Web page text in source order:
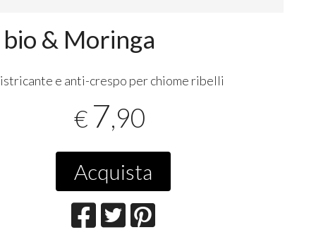
& Moringa
e anti-crespo per chiome ribelli
€ 7,90
Acquista